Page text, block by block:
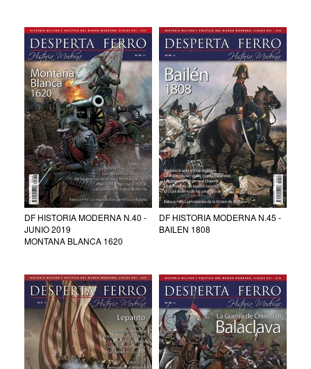
DF HISTORIA MODERNA N.40 -
JUNIO 2019
MONTANA BLANCA 1620
DF HISTORIA MODERNA N.45 -
BAILEN 1808